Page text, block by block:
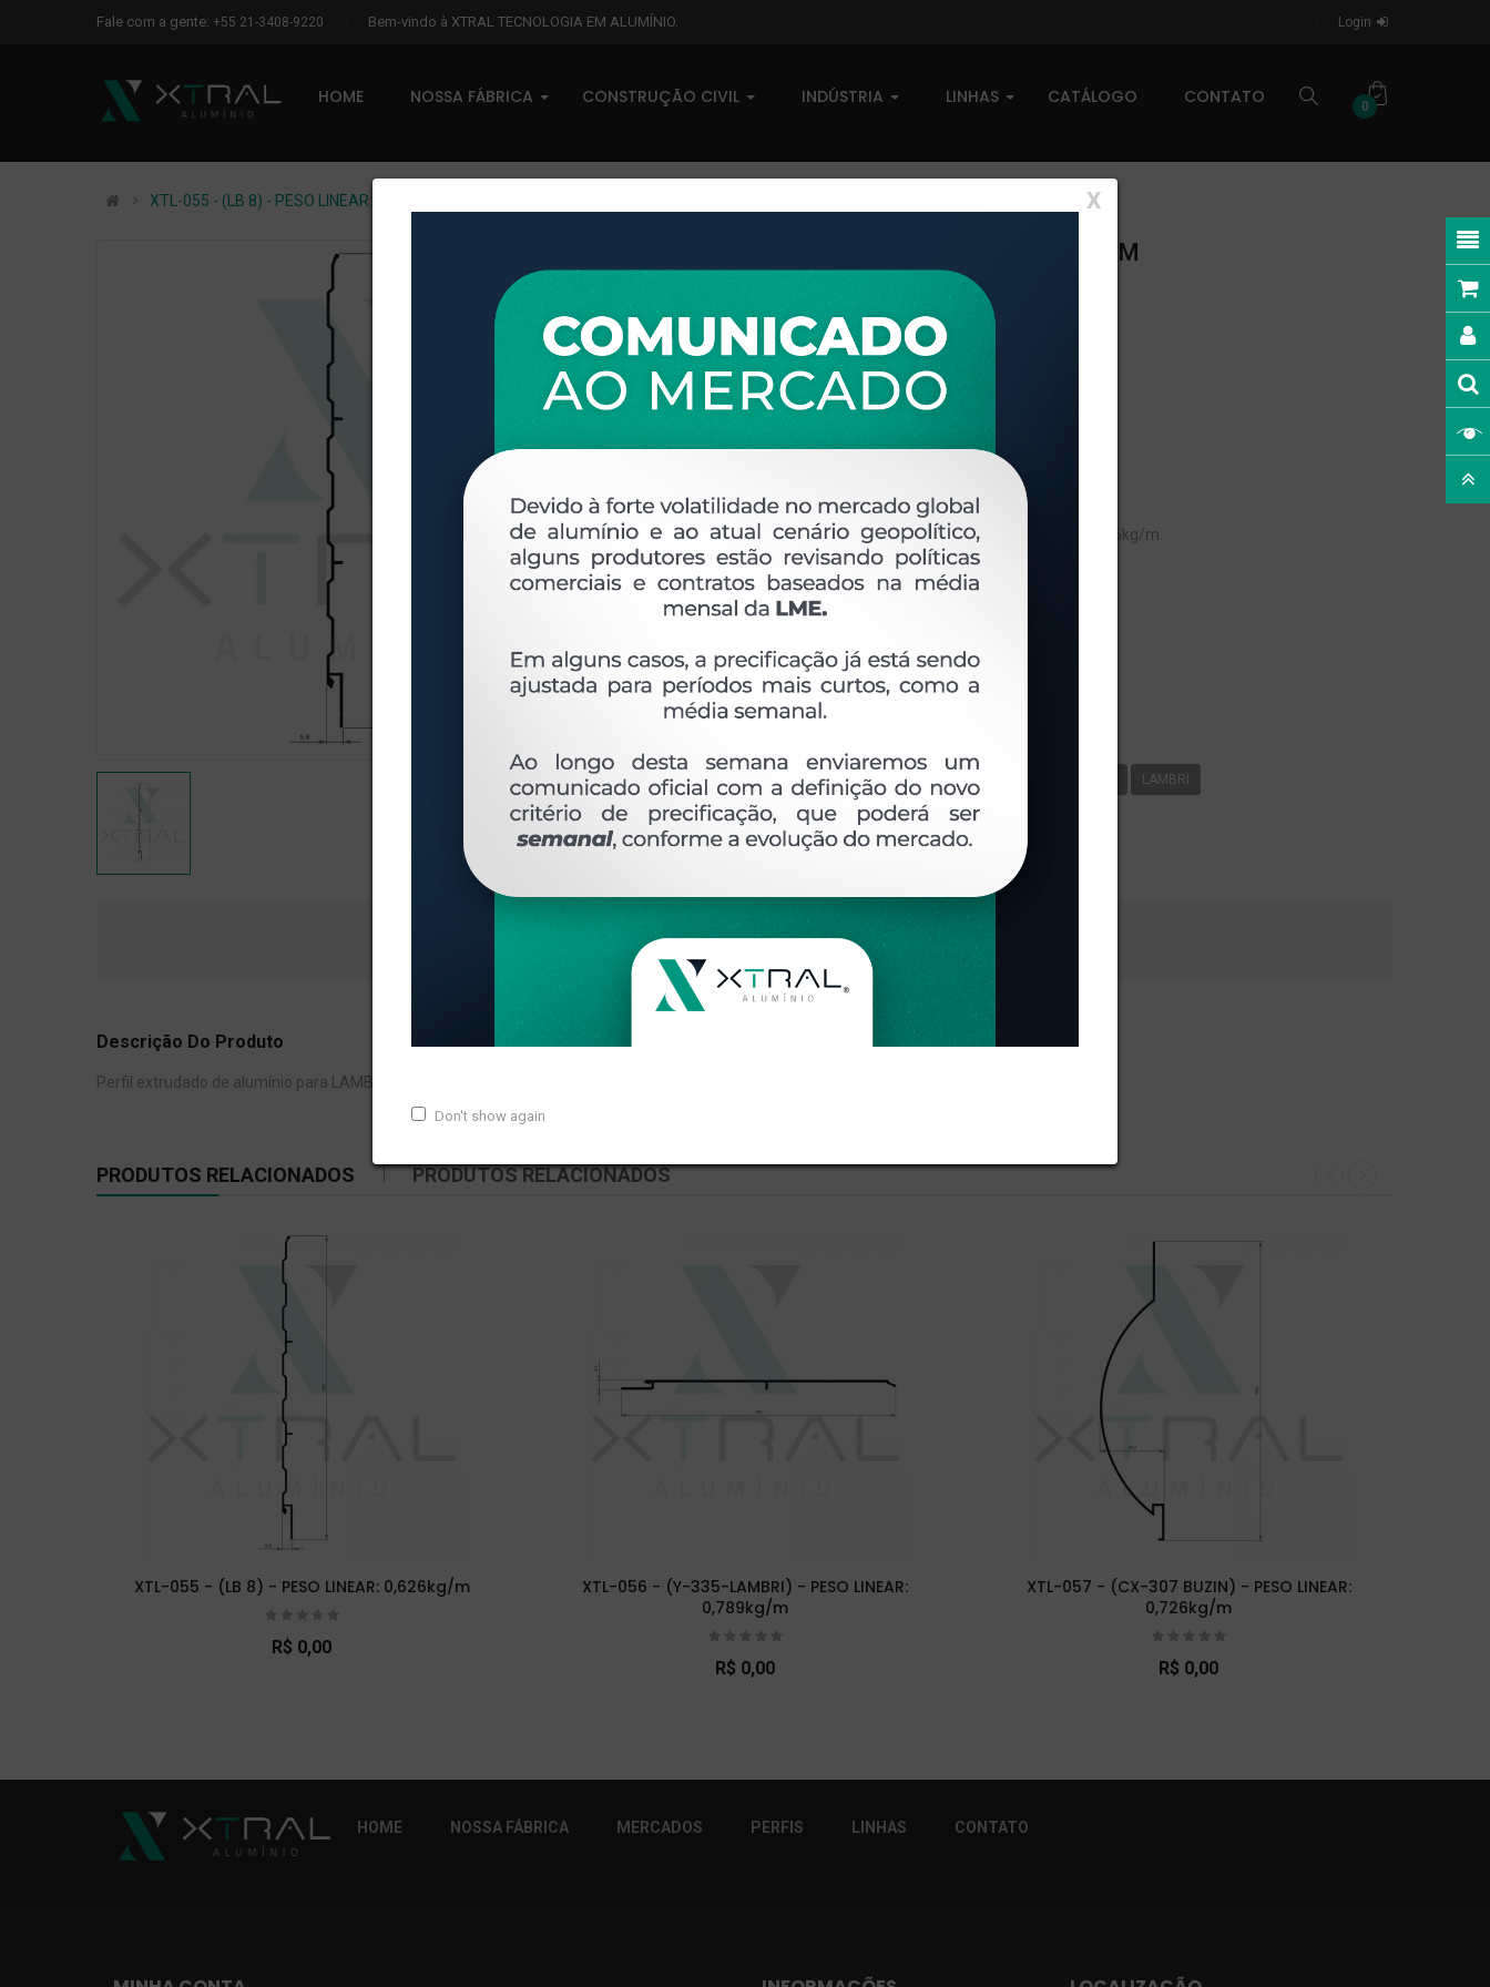
Fale com a gente: +55 21-3408-9220 Bem-vindo à XTRAL TECNOLOGIA EM ALUMÍNIO. Login
HOME NOSSA FÁBRICA CONSTRUÇÃO CIVIL INDÚSTRIA LINHAS CATÁLOGO CONTATO 0
X
Don't show again
XTL-055 - (LB 8) - PESO LINEAR: 0,626kg/m
XTL-055 - (LB 8) - PESO LINEAR: 0,626kg/m
0 comentários
Disponível sob consulta
Taxas R$ 0,00
Disponibilidade:
Em estoque
OVERVIEW
Perfil extrudado de alumínio para LAMBRI, com peso linear de 0,626kg/m.
Ver perfis relacionados
Etiquetas: 055- PESO LINEAR - 0 626 KG/M LB 8 LAMBRI
DESCRIÇÃO COMENTÁRIOS (0)
Descrição Do Produto
Perfil extrudado de alumínio para LAMBRI, com peso linear de 0,626kg/m.
PRODUTOS RELACIONADOS PRODUTOS RELACIONADOS
XTL-055 - (LB 8) - PESO LINEAR: 0,626kg/m
R$ 0,00
XTL-056 - (Y-335-LAMBRI) - PESO LINEAR:
0,789kg/m
R$ 0,00
XTL-057 - (CX-307 BUZIN) - PESO LINEAR:
0,726kg/m
R$ 0,00
HOME NOSSA FÁBRICA MERCADOS PERFIS LINHAS CONTATO